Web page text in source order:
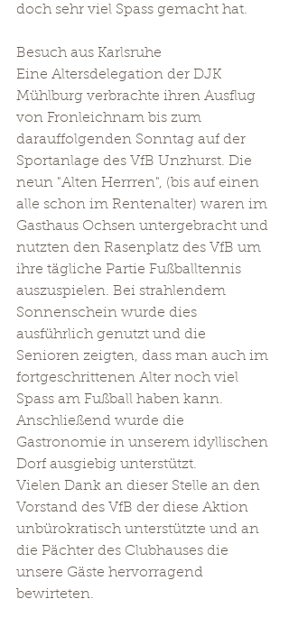
doch sehr viel Spass gemacht hat.
Besuch aus Karlsruhe
Eine Altersdelegation der DJK
Mühlburg verbrachte ihren Ausflug
von Fronleichnam bis zum
darauffolgenden Sonntag auf der
Sportanlage des VfB Unzhurst. Die
neun "Alten Herrren", (bis auf einen
alle schon im Rentenalter) waren im
Gasthaus Ochsen untergebracht und
nutzten den Rasenplatz des VfB um
ihre tägliche Partie Fußballtennis
auszuspielen. Bei strahlendem
Sonnenschein wurde dies
ausführlich genutzt und die
Senioren zeigten, dass man auch im
fortgeschrittenen Alter noch viel
Spass am Fußball haben kann.
Anschließend wurde die
Gastronomie in unserem idyllischen
Dorf ausgiebig unterstützt.
Vielen Dank an dieser Stelle an den
Vorstand des VfB der diese Aktion
unbürokratisch unterstützte und an
die Pächter des Clubhauses die
unsere Gäste hervorragend
bewirteten.